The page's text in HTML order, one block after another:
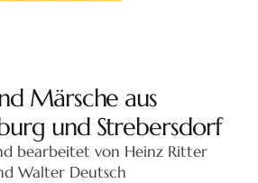
Märsche aus
und Strebersdorf
bearbeitet von Heinz Ritter
Walter Deutsch